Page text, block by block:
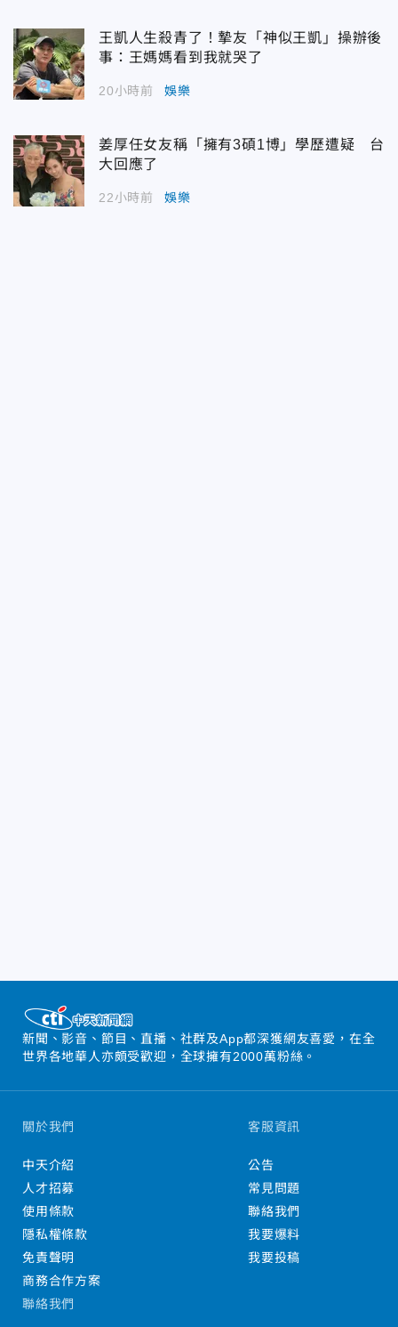
王凱人生殺青了！摯友「神似王凱」操辦後
事：王媽媽看到我就哭了
20小時前 娛樂
姜厚任女友稱「擁有3碩1博」學歷遭疑 台
大回應了
22小時前 娛樂
新聞、影音、節目、直播、社群及App都深獲網友喜愛，在全
世界各地華人亦頗受歡迎，全球擁有2000萬粉絲。
關於我們
中天介紹
人才招募
使用條款
隱私權條款
免責聲明
商務合作方案
客服資訊
公告
常見問題
聯絡我們
我要爆料
我要投稿
聯絡我們